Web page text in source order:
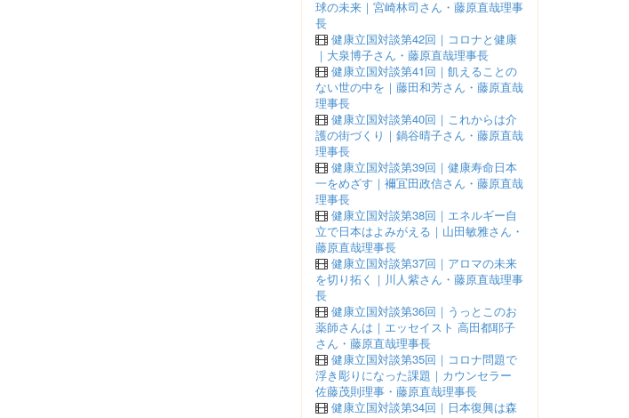
球の未来｜宮崎林司さん・藤原直哉理事
長
健康立国対談第42回｜コロナと健康
｜大泉博子さん・藤原直哉理事長
健康立国対談第41回｜飢えることの
ない世の中を｜藤田和芳さん・藤原直哉
理事長
健康立国対談第40回｜これからは介
護の街づくり｜鍋谷晴子さん・藤原直哉
理事長
健康立国対談第39回｜健康寿命日本
一をめざす｜襧冝田政信さん・藤原直哉
理事長
健康立国対談第38回｜エネルギー自
立で日本はよみがえる｜山田敏雅さん・
藤原直哉理事長
健康立国対談第37回｜アロマの未来
を切り拓く｜川人紫さん・藤原直哉理事
長
健康立国対談第36回｜うっとこのお
薬師さんは｜エッセイスト 高田都耶子
さん・藤原直哉理事長
健康立国対談第35回｜コロナ問題で
浮き彫りになった課題｜カウンセラー
佐藤茂則理事・藤原直哉理事長
健康立国対談第34回｜日本復興は森